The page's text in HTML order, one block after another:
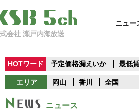
会社 瀬戸内海放送
ニュー
HOTワード 予定価格漏えいか 最低
エリア 岡山 香川 全国
ニュース